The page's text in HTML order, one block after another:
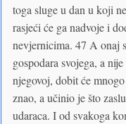
toga sluge u dan u koji
rasjeći će ga nadvoje i
nevjernicima. 47 A onaj
gospodara svojega, a
njegovoj, dobit će
znao, a učinio je što
udaraca. I od svakoga